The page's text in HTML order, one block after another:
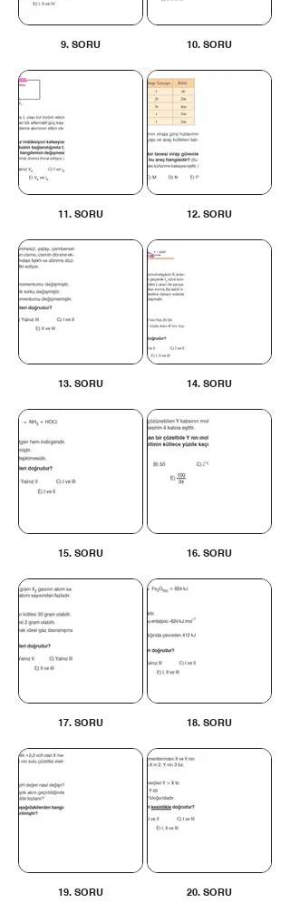
9. SORU 10. SORU
11. SORU 12. SORU
13. SORU 14. SORU
15. SORU 16. SORU
17. SORU 18. SORU
19. SORU 20. SORU